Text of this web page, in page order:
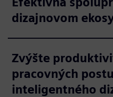
dizajnovom
Zvýšte
pracovných
inteligentného